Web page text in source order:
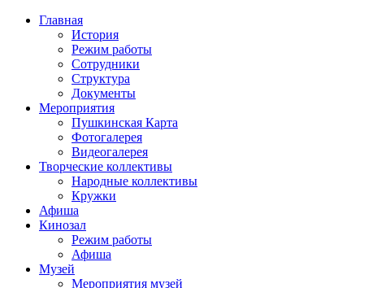
Главная
История
Режим работы
Сотрудники
Структура
Документы
Мероприятия
Пушкинская Карта
Фотогалерея
Видеогалерея
Творческие коллективы
Народные коллективы
Кружки
Афиша
Кинозал
Режим работы
Афиша
Музей
Мероприятия музей